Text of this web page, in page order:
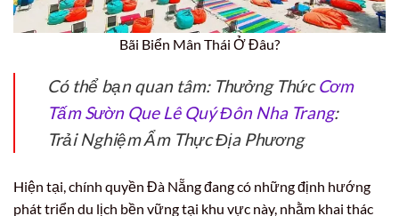
Bãi Biển Mân Thái Ở Đâu?
Có thể bạn quan tâm: Thưởng ThứcCơm
Tấm Sườn Que Lê Quý Đôn Nha Trang:
Trải Nghiệm Ẩm Thực Địa Phương
Hiện tại, chính quyền Đà Nẵng đang có những định hướng
phát triển du lịch bền vững tại khu vực này, nhằm khai thác